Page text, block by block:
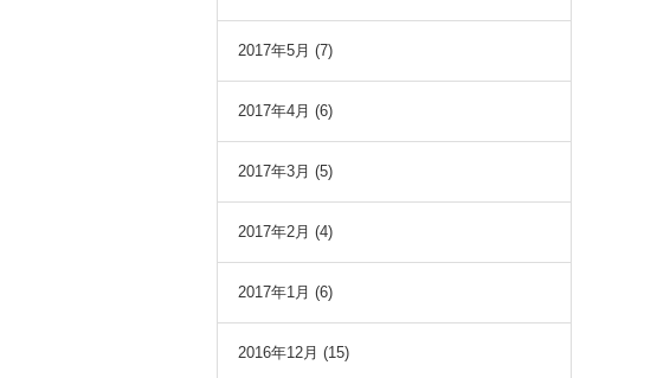
2017年5月 (7)
2017年4月 (6)
2017年3月 (5)
2017年2月 (4)
2017年1月 (6)
2016年12月 (15)